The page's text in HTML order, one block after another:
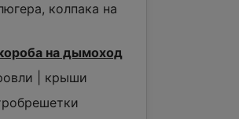
колпака на
на дымоход
| крыши